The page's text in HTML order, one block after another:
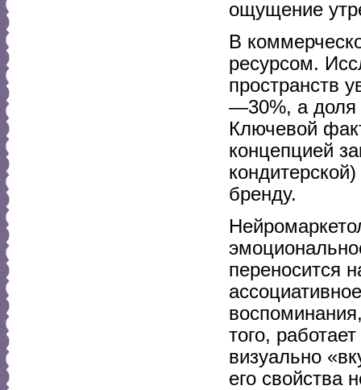
ощущение
В
ресурсом.
пространств
—30%, а доля
Ключевой
концепцией
бренду.
переносится
того,
визуально
его свойства